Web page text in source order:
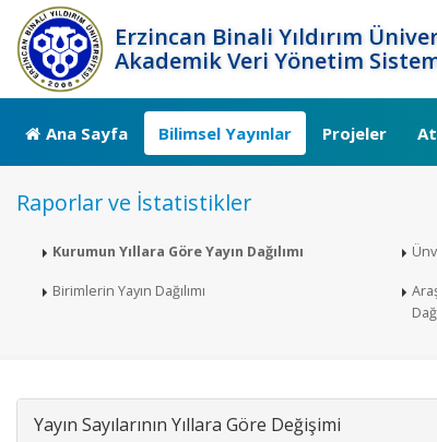
Erzincan Binali Yıldırım
Akademik Veri Yönetim
Ana Sayfa Bilimsel Yayınlar Projeler
Raporlar ve İstatistikler
Kurumun Yıllara Göre Yayın Dağılımı
Birimlerin Yayın Dağılımı
Yayın Sayılarının Yıllara Göre Değişimi